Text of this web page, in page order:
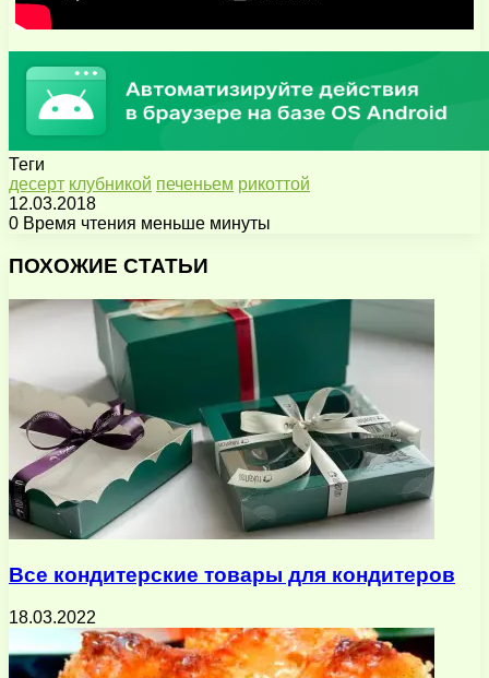
Теги
десерт клубникой печеньем рикоттой
12.03.2018
0 Время чтения меньше минуты
через
почту
ПОХОЖИЕ СТАТЬИ
Все кондитерские товары для кондитеров
18.03.2022